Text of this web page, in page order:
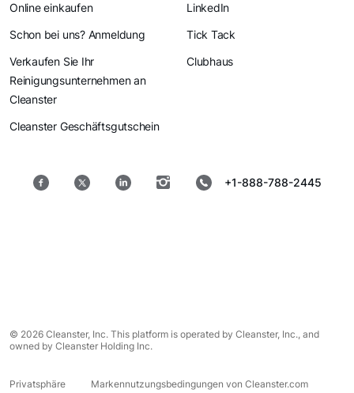
Online einkaufen
Schon bei uns? Anmeldung
Verkaufen Sie Ihr
Reinigungsunternehmen an
Cleanster
Cleanster Geschäftsgutschein
LinkedIn
Tick Tack
Clubhaus
+1-888-788-2445
© 2026 Cleanster, Inc. This platform is operated by Cleanster, Inc., and
owned by Cleanster Holding Inc.
Privatsphäre Markennutzungsbedingungen von Cleanster.com